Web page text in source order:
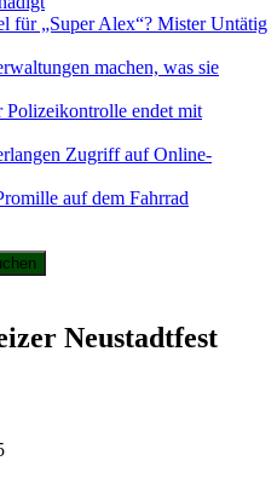
für „Super Alex“? Mister Untätig
machen, was sie
Polizeikontrolle endet mit
Zugriff auf Online-
auf dem Fahrrad
Neustadtfest